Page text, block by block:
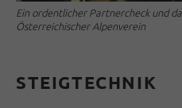
Ein ordentlicher Partnercheck und
Österreichischer Alpenverein
STEIGTECHNIK